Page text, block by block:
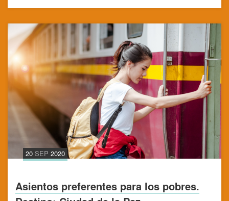
20 SEP 2020
Asientos preferentes para los pobres.